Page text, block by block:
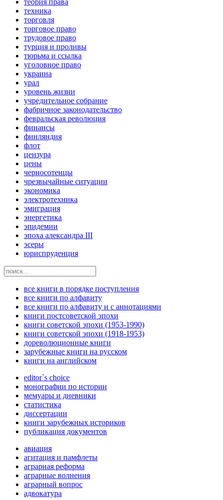
теория права
техника
торговля
торговое право
трудовое право
турция и проливы
тюрьма и ссылка
уголовное право
украина
урал
уровень жизни
учредительное собрание
фабричное законодательство
февральская революция
финансы
финляндия
флот
цензура
цены
черносотенцы
чрезвычайные ситуации
экономика
электротехника
эмиграция
энергетика
эпидемии
эпоха александра III
эсеры
юриспруденция
все книги в порядке поступления
все книги по алфавиту
все книги по алфавиту и с аннотациями
книги постсоветской эпохи
книги советской эпохи (1953-1990)
книги советской эпохи (1918-1953)
дореволюционные книги
зарубежные книги на русском
книги на английском
editor`s choice
монографии по истории
мемуары и дневники
статистика
диссертации
книги зарубежных историков
публикация документов
авиация
агитация и памфлеты
аграрная реформа
аграрные волнения
аграрный вопрос
адвокатура